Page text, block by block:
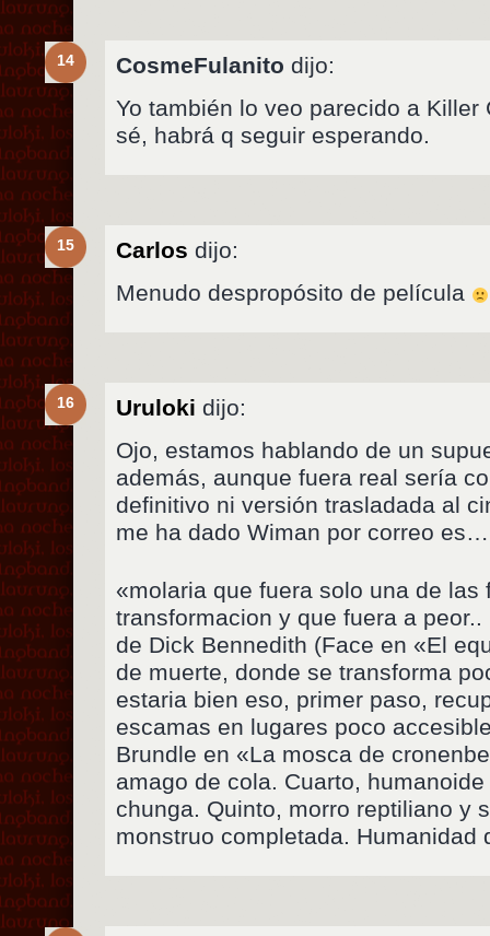
14 CosmeFulanito dijo:
Yo también lo veo parecido a Killer
sé, habrá q seguir esperando.
15 Carlos dijo:
Menudo despropósito de película
16 Uruloki dijo:
Ojo, estamos hablando de un
además, aunque fuera real sería
definitivo ni versión trasladada al
me ha dado Wiman por correo es…
«molaria que fuera solo una de las
transformacion y que fuera a
de Dick Bennedith (Face en «El
de muerte, donde se transforma
estaria bien eso, primer paso,
escamas en lugares poco
Brundle en «La mosca de
amago de cola. Cuarto,
chunga. Quinto, morro reptiliano y
monstruo completada. Humanidad